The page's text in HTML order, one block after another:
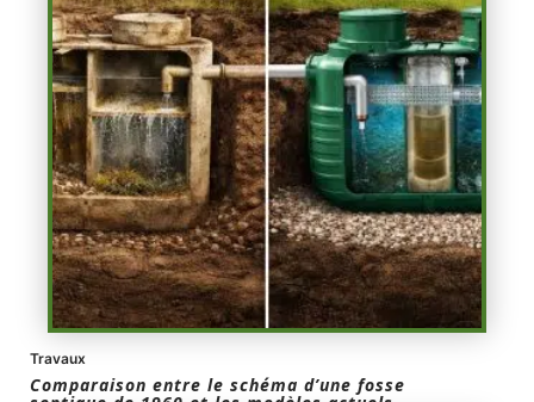
Travaux
Comparaison entre le schéma d’une fosse